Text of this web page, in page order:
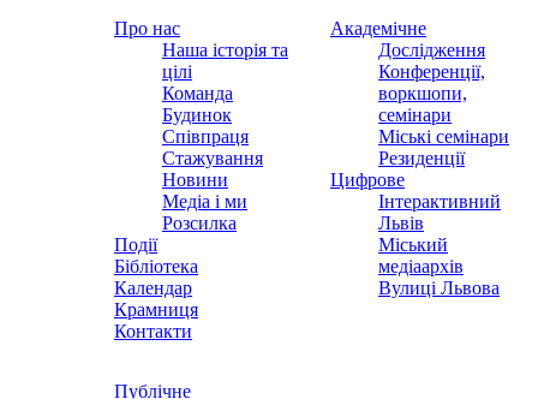
Про нас
Наша історія та
цілі
Команда
Будинок
Співпраця
Стажування
Новини
Медіа і ми
Розсилка
Події
Бібліотека
Календар
Крамниця
Контакти
Академічне
Дослідження
Конференції,
воркшопи,
семінари
Міські семінари
Резиденції
Цифрове
Інтерактивний
Львів
Міський
медіаархів
Вулиці Львова
Публічне